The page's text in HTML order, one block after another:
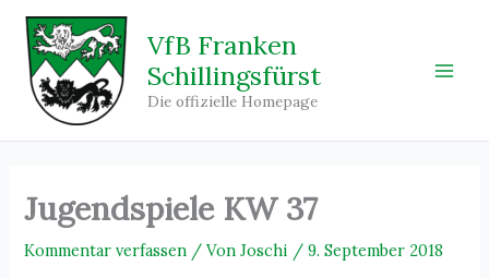
Zum
Inhalt
springen
VfB Franken
Schillingsfürst
Die offizielle Homepage
Jugendspiele KW 37
Kommentar verfassen / VonJoschi /9. September 2018